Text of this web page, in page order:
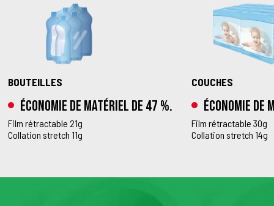
BOUTEILLES
Économie de matériel de 47 %.
Film rétractable 21g
Collation stretch 11g
COUCHES
Économie de
Film rétractable 30g
Collation stretch 14g